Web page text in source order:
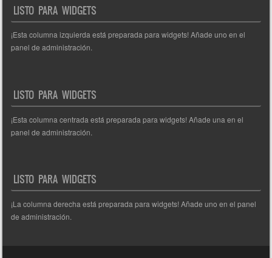
LISTO PARA WIDGETS
¡Esta columna izquierda está preparada para widgets! Añade uno en el
panel de administración.
LISTO PARA WIDGETS
¡Esta columna centrada está preparada para widgets! Añade una en el
panel de administración.
LISTO PARA WIDGETS
¡La columna derecha está preparada para widgets! Añade uno en el panel
de administración.